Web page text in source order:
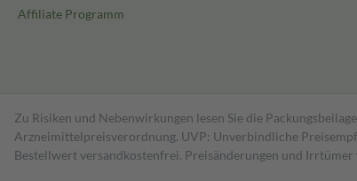
Affiliate Programm
Zu Risiken und Nebenwirkungen lesen Sie die
Arzneimittelpreisverordnung. UVP: Unverbindliche
Bestell­wert versand­kosten­frei. Preisänderungen und